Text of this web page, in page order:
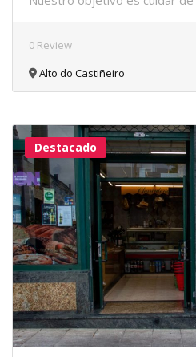
0 Review
Alto do Castiñeiro
Destacado